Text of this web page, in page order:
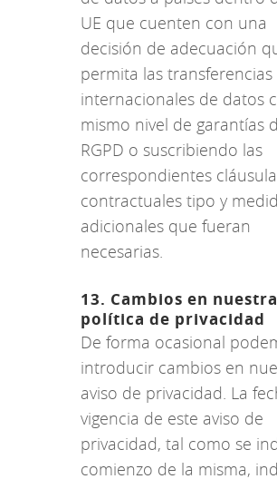
UE que cuenten con una
decisión de adecuación
permita las transferencias
internacionales de datos
mismo nivel de garantías
RGPD o suscribiendo las
correspondientes
contractuales tipo y
adicionales que fueran
necesarias.
13. Cambios en nuestra
política de privacidad
De forma ocasional
introducir cambios en
aviso de privacidad. La
vigencia de este aviso de
privacidad, tal como se
comienzo de la misma,